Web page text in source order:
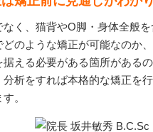
なく、猫背やO脚・身体全般
どのような矯正が可能なのか
据える必要がある箇所がある
分析をすれば本格的な矯正を
。